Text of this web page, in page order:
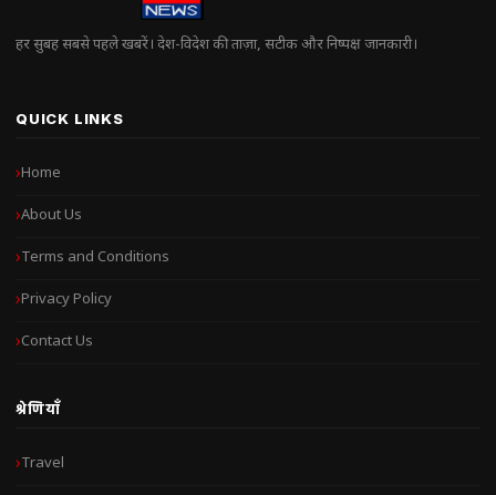
हर सुबह सबसे पहले खबरें। देश-विदेश की ताज़ा, सटीक और निष्पक्ष जानकारी।
QUICK LINKS
Home
About Us
Terms and Conditions
Privacy Policy
Contact Us
श्रेणियाँ
Travel